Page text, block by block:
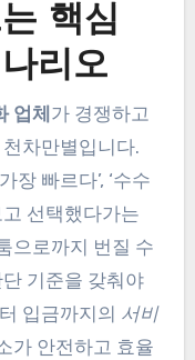
핵심
리오
업체 가 경쟁하고
차만별입니다.
장 빠르다’, ‘수수
선택했다가는
으로까지 번질 수
기준을 갖춰야
입금까지의 서비
가 안전하고 효율